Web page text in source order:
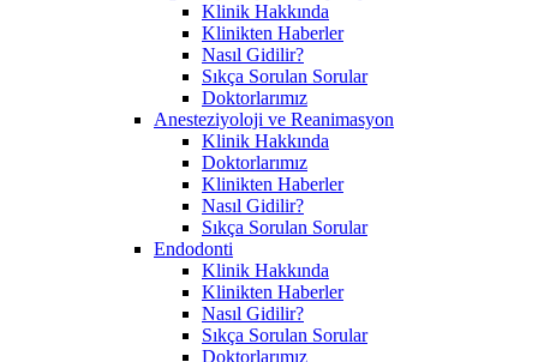
Klinik Hakkında
Klinikten Haberler
Nasıl Gidilir?
Sıkça Sorulan Sorular
Doktorlarımız
Anesteziyoloji ve Reanimasyon
Klinik Hakkında
Doktorlarımız
Klinikten Haberler
Nasıl Gidilir?
Sıkça Sorulan Sorular
Endodonti
Klinik Hakkında
Klinikten Haberler
Nasıl Gidilir?
Sıkça Sorulan Sorular
Doktorlarımız